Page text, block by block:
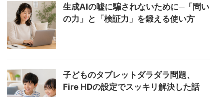
生成AIの嘘に騙されないために─「問い
の力」と「検証力」を鍛える使い方
子どものタブレットダラダラ問題、
Fire HDの設定でスッキリ解決した話